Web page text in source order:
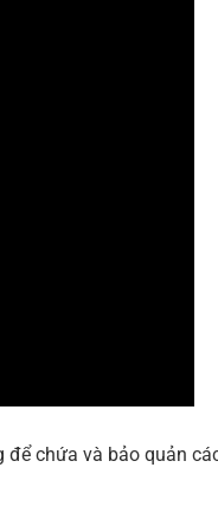
để chứa và bảo quản